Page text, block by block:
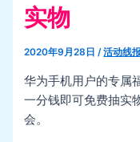
实物
2020年9月28日/活动线
华为手机用户的专属
一分钱即可免费抽实
会。